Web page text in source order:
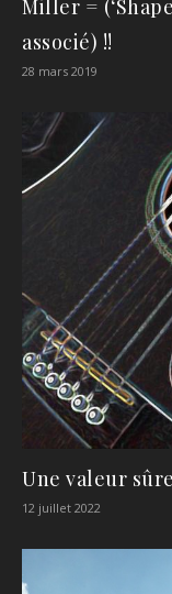
Miller =
associé) !!
28 mars 2019
Une valeur
12 juillet 2022